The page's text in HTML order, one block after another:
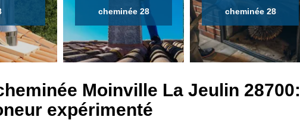
cheminée 28
cheminée 28
Moinville La Jeulin 28700:
expérimenté